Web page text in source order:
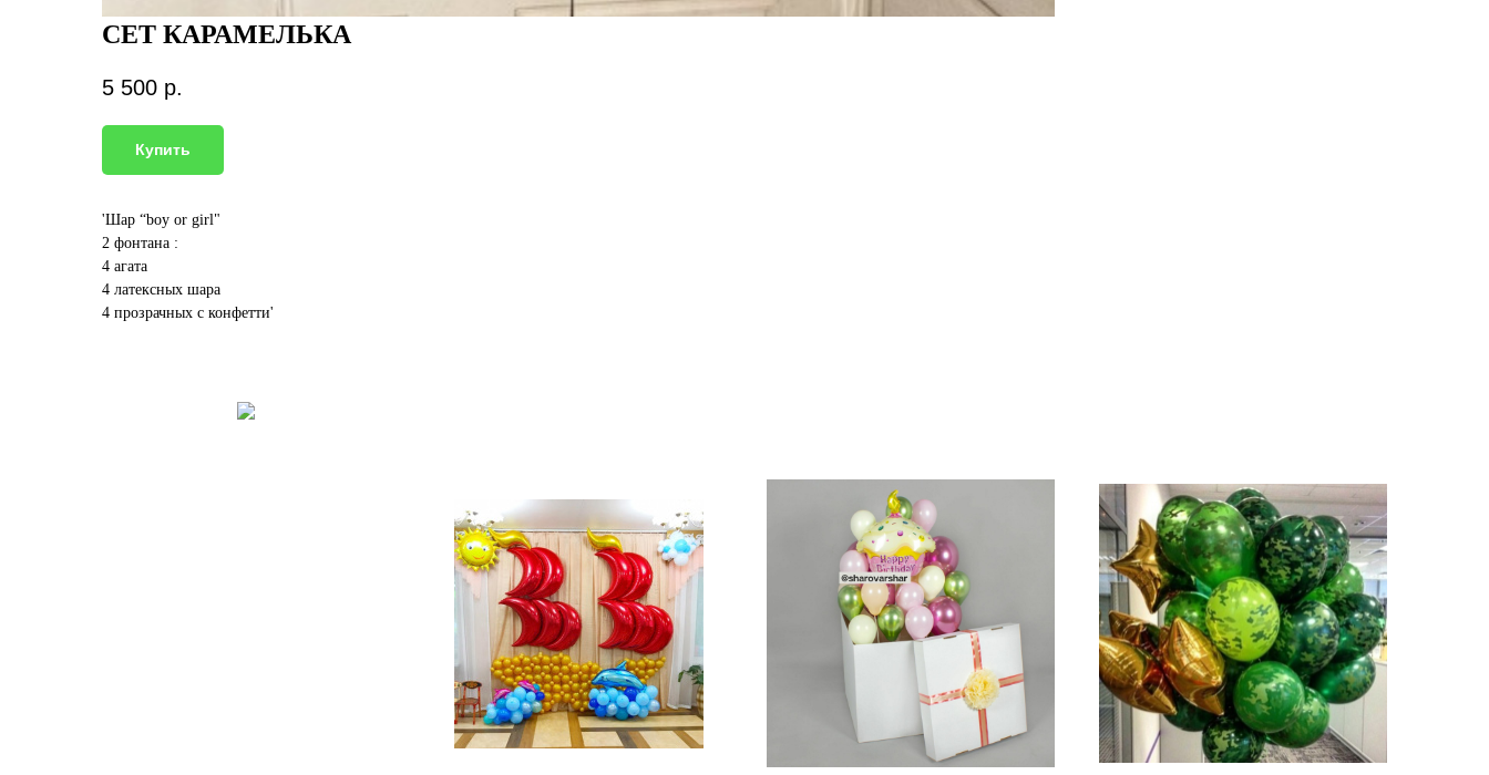
СЕТ КАРАМЕЛЬКА
5 500 р.
Купить
'Шар “boy or girl"
2 фонтана :
4 агата
4 латексных шара
4 прозрачных с конфетти'